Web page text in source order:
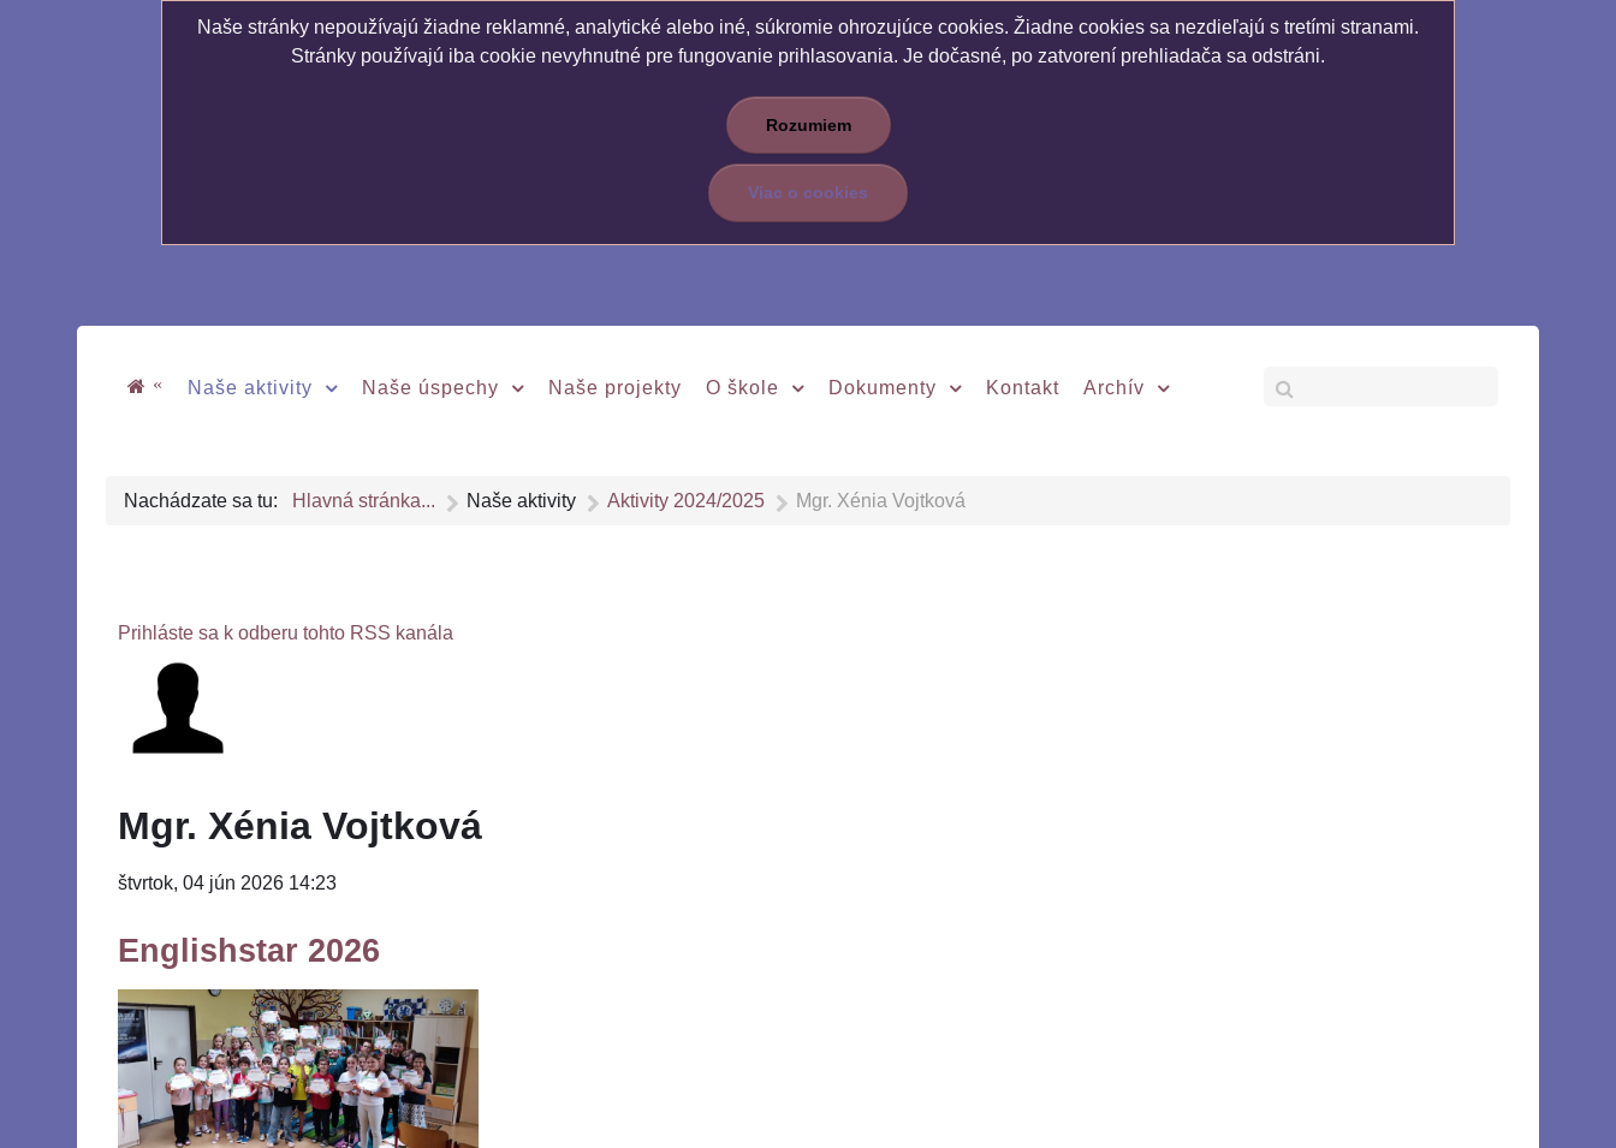
Naše stránky nepoužívajú žiadne reklamné, analytické alebo iné, súkromie ohrozujúce cookies. Žiadne cookies sa nezdieľajú s tretími stranami.
Stránky používajú iba cookie nevyhnutné pre fungovanie prihlasovania. Je dočasné, po zatvorení prehliadača sa odstráni.
Rozumiem
Viac o cookies
« Naše aktivity Naše úspechy Naše projekty O škole Dokumenty Kontakt Archív
Nachádzate sa tu: Hlavná stránka... Naše aktivity Aktivity 2024/2025 Mgr. Xénia Vojtková
Prihláste sa k odberu tohto RSS kanála
Mgr. Xénia Vojtková
štvrtok, 04 jún 2026 14:23
Englishstar 2026